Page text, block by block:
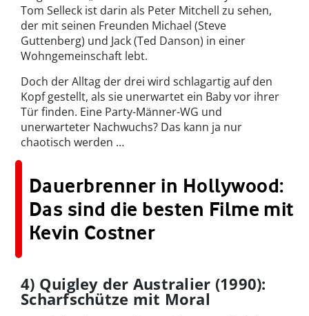
Tom Selleck ist darin als Peter Mitchell zu sehen,
der mit seinen Freunden Michael (Steve
Guttenberg) und Jack (Ted Danson) in einer
Wohngemeinschaft lebt.
Doch der Alltag der drei wird schlagartig auf den
Kopf gestellt, als sie unerwartet ein Baby vor ihrer
Tür finden. Eine Party-Männer-WG und
unerwarteter Nachwuchs? Das kann ja nur
chaotisch werden …
Dauerbrenner in Hollywood:
Das sind die besten Filme mit
Kevin Costner
4) Quigley der Australier (1990):
Scharfschütze mit Moral